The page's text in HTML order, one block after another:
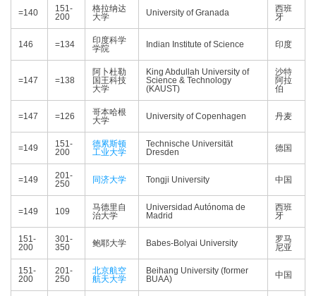
=140
151-
200
格拉纳达
大学
University of Granada
西班
牙
146 =134
印度科学
学院
Indian Institute of Science 印度
=147 =138
阿卜杜勒
国王科技
大学
King Abdullah University of
Science & Technology
(KAUST)
沙特
阿拉
伯
=147 =126
哥本哈根
大学
University of Copenhagen 丹麦
=149
151-
200
德累斯顿
工业大学
Technische Universität
Dresden
德国
=149
201-
250
同济大学 Tongji University 中国
=149 109
马德里自
治大学
Universidad Autónoma de
Madrid
西班
牙
151-
200
301-
350
鲍耶大学 Babes-Bolyai University
罗马
尼亚
151-
200
201-
250
北京航空
航天大学
Beihang University (former
BUAA)
中国